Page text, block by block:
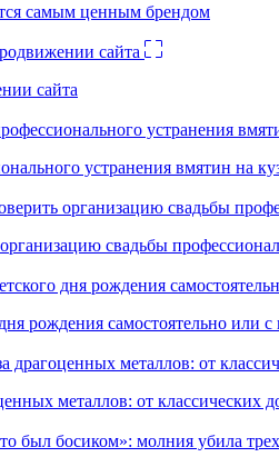
самым ценным брендом
сайта
устранения вмятин на
свадьбы
рождения самостоятельно или
металлов: от классических